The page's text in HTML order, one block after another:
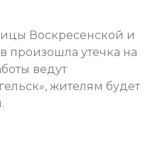
Воскресенской и
утечка на
ведут
жителям будет